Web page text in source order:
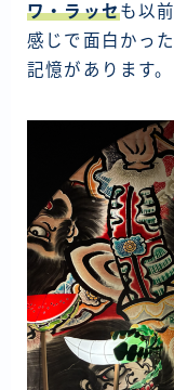
ワ・ラッセも以
感じで面白かっ
記憶があります。